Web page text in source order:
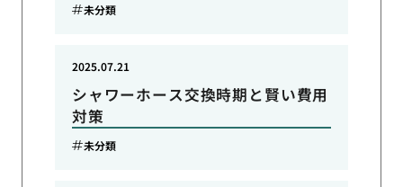
未分類
シャワーホース交換時期と賢い費用
対策
2025.07.21
未分類